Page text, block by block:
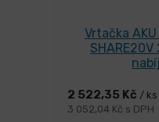
Vrtačka
2 522,35 Kč / ks
3 052,04 Kč s DPH